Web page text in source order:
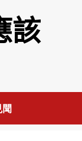
該